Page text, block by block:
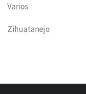
Varios
Zihuatanejo